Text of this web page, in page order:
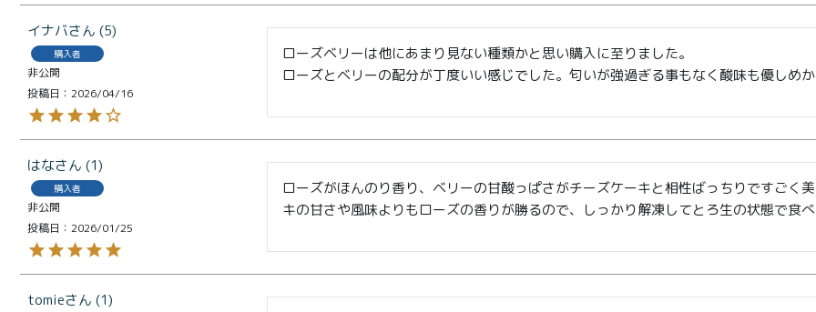
メルマガ
レットセ
¥2,000〜
¥6,000〜
メンバー
特典
会社概要
お問い合
イナバ 5
購入者
非公開
投稿日
2026/04/16
ローズベリーは他にあまり見ない種類かと思い購入に至りました。
ローズとベリーの配分が丁度いい感じでした。匂いが強過ぎる事もなく酸味も優しめ
はな 1
購入者
非公開
投稿日
2026/01/25
ローズがほんのり香り、ベリーの甘酸っぱさがチーズケーキと相性ばっちりですごく
キの甘さや風味よりもローズの香りが勝るので、しっかり解凍してとろ生の状態で食べ
tomie 1